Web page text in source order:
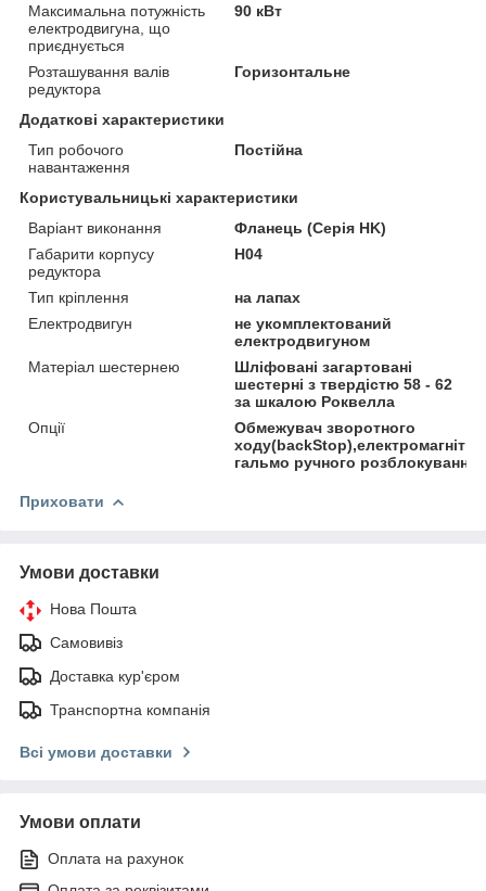
Максимальна потужність
електродвигуна, що
приєднується
90 кВт
Розташування валів
редуктора
Горизонтальне
Додаткові характеристики
Тип робочого
навантаження
Постійна
Користувальницькі характеристики
Варіант виконання
Фланець (Серія HK)
Габарити корпусу
редуктора
H04
Тип кріплення
на лапах
Електродвигун
не укомплектований
електродвигуном
Матеріал шестернею
Шліфовані загартовані
шестерні з твердістю 58 - 62
за шкалою Роквелла
Опції
Обмежувач зворотного
гальмо ручного
Приховати
Умови доставки
Нова Пошта
Самовивіз
Доставка кур'єром
Транспортна компанія
Всі умови доставки
Умови оплати
Оплата на рахунок